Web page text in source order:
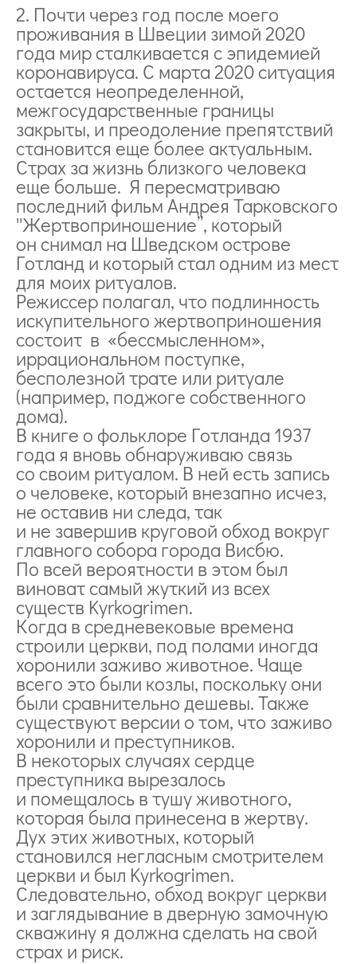
2. Почти через год после моего
проживания в Швеции зимой 2020
года мир сталкивается с эпидемией
коронавируса. С марта 2020 ситуация
остается неопределенной,
межгосударственные границы
закрыты, и преодоление препятствий
становится еще более актуальным.
Страх за жизнь близкого человека
еще больше. Я пересматриваю
последний фильм Андрея Тарковского
''Жертвоприношение’’, который
он снимал на Шведском острове
Готланд и который стал одним из мест
для моих ритуалов.
Режиссер полагал, что подлинность
искупительного жертвоприношения
состоит в «бессмысленном»,
иррациональном поступке,
бесполезной трате или ритуале
(например, поджоге собственного
дома).
В книге о фольклоре Готланда 1937
года я вновь обнаруживаю связь
со своим ритуалом. В ней есть запись
о человеке, который внезапно исчез,
не оставив ни следа, так
и не завершив круговой обход вокруг
главного собора города Висбю.
По всей вероятности в этом был
виноват самый жуткий из всех
существ Kyrkogrimen.
Когда в средневековые времена
строили церкви, под полами иногда
хоронили заживо животное. Чаще
всего это были козлы, поскольку они
были сравнительно дешевы. Также
существуют версии о том, что заживо
хоронили и преступников.
В некоторых случаях сердце
преступника вырезалось
и помещалось в тушу животного,
которая была принесена в жертву.
Дух этих животных, который
становился негласным смотрителем
церкви и был Kyrkogrimen.
Следовательно, обход вокруг церкви
и заглядывание в дверную замочную
скважину я должна сделать на свой
страх и риск.